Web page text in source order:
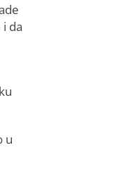
da
u